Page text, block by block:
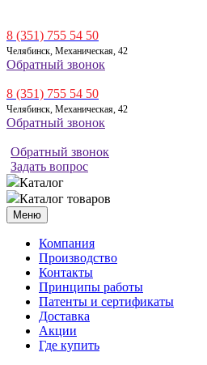
8 (351) 755 54 50
Челябинск, Механическая, 42
Обратный звонок
8 (351) 755 54 50
Челябинск, Механическая, 42
Обратный звонок
Обратный звонок
Задать вопрос
Каталог
Каталог товаров
Меню
Компания
Производство
Контакты
Принципы работы
Патенты и сертификаты
Доставка
Акции
Где купить